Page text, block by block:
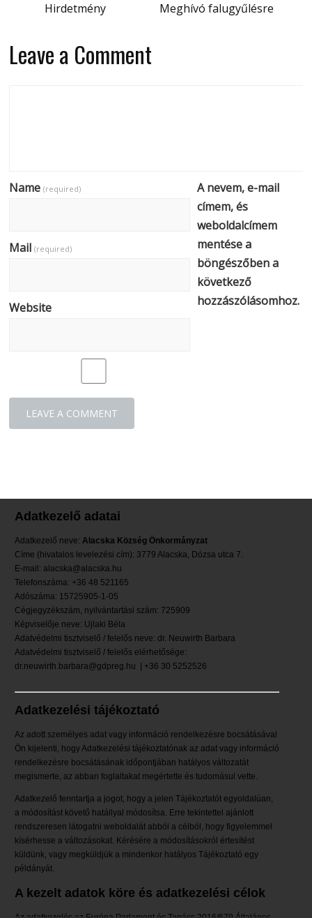
Hirdetmény Meghívó falugyűlésre
Leave a Comment
Name(required)
Mail(required)
Website
A nevem, e-mail
címem, és
weboldalcímem
mentése a
böngészőben a
következő
hozzászólásomhoz.